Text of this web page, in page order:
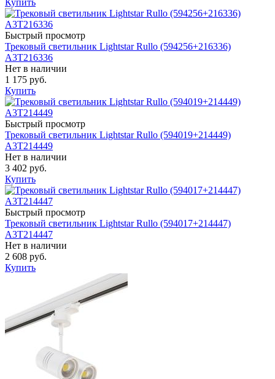
Купить
Быстрый просмотр
Трековый светильник Lightstar Rullo (594256+216336)
A3T216336
Нет в наличии
1 175 руб.
Купить
Быстрый просмотр
Трековый светильник Lightstar Rullo (594019+214449)
A3T214449
Нет в наличии
3 402 руб.
Купить
Быстрый просмотр
Трековый светильник Lightstar Rullo (594017+214447)
A3T214447
Нет в наличии
2 608 руб.
Купить